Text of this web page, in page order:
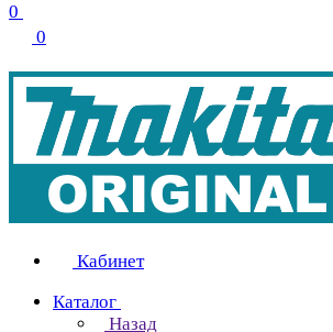
0
0
Кабинет
Каталог
Назад